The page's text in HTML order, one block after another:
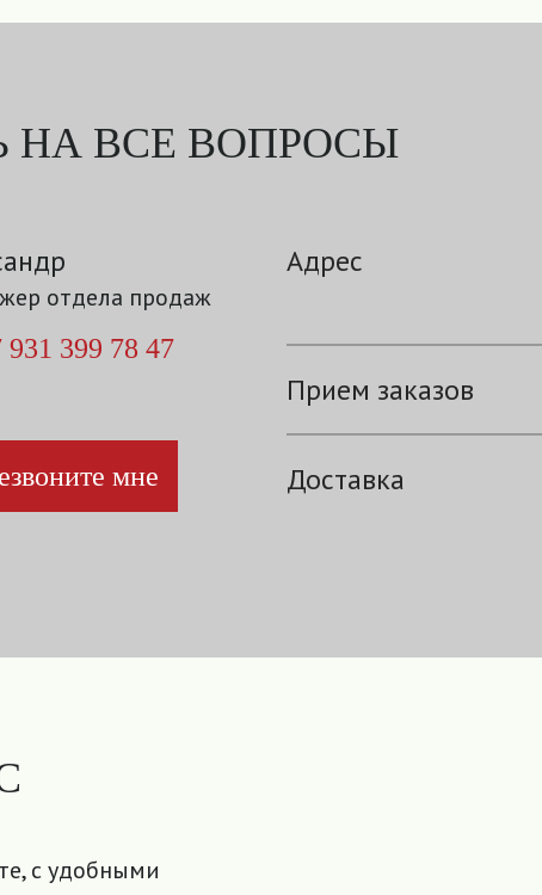
НА ВСЕ ВОПРОСЫ
отдела продаж
931 399 78 47
мне
Адрес
Прием заказов
Доставка
с удобными